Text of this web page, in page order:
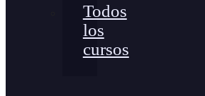
Todos
los
cursos